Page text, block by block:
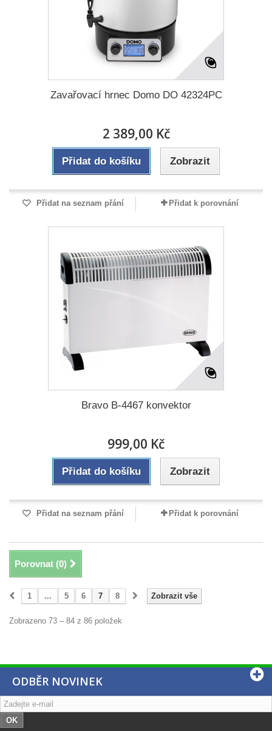
Zavařovací hrnec Domo DO 42324PC
2 389,00 Kč
Přidat do košíku Zobrazit
Přidat na seznam přání Přidat k porovnání
Bravo B-4467 konvektor
999,00 Kč
Přidat do košíku Zobrazit
Přidat na seznam přání Přidat k porovnání
Porovnat (0)
Zobrazit vše
1 ... 5 6 7 8
Zobrazeno 73 – 84 z 86 položek
ODBĚR NOVINEK
OK